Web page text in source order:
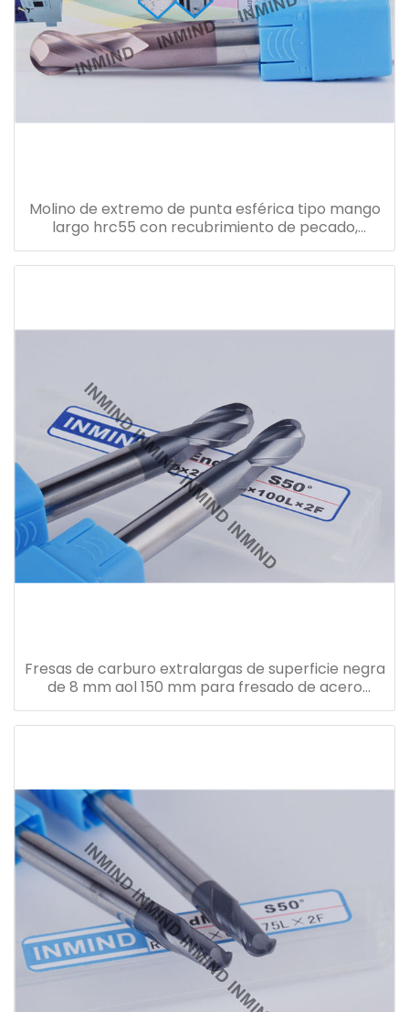
Molino de extremo de punta esférica tipo mango
largo hrc55 con recubrimiento de pecado,
tolerancia h6
Fresas de carburo extralargas de superficie negra
de 8 mm aol 150 mm para fresado de acero
templado / templado